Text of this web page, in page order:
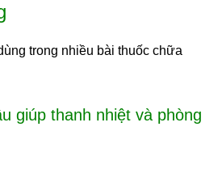
trong nhiều bài thuốc chữa
giúp thanh nhiệt và phòng